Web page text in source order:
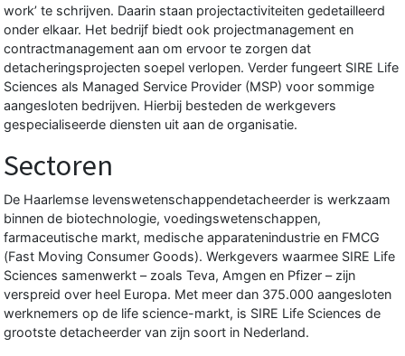
work’ te schrijven. Daarin staan projectactiviteiten gedetailleerd
onder elkaar. Het bedrijf biedt ook projectmanagement en
contractmanagement aan om ervoor te zorgen dat
detacheringsprojecten soepel verlopen. Verder fungeert SIRE Life
Sciences als Managed Service Provider (MSP) voor sommige
aangesloten bedrijven. Hierbij besteden de werkgevers
gespecialiseerde diensten uit aan de organisatie.
Sectoren
De Haarlemse levenswetenschappendetacheerder is werkzaam
binnen de biotechnologie, voedingswetenschappen,
farmaceutische markt, medische apparatenindustrie en FMCG
(Fast Moving Consumer Goods). Werkgevers waarmee SIRE Life
Sciences samenwerkt – zoals Teva, Amgen en Pfizer – zijn
verspreid over heel Europa. Met meer dan 375.000 aangesloten
werknemers op de life science-markt, is SIRE Life Sciences de
grootste detacheerder van zijn soort in Nederland.